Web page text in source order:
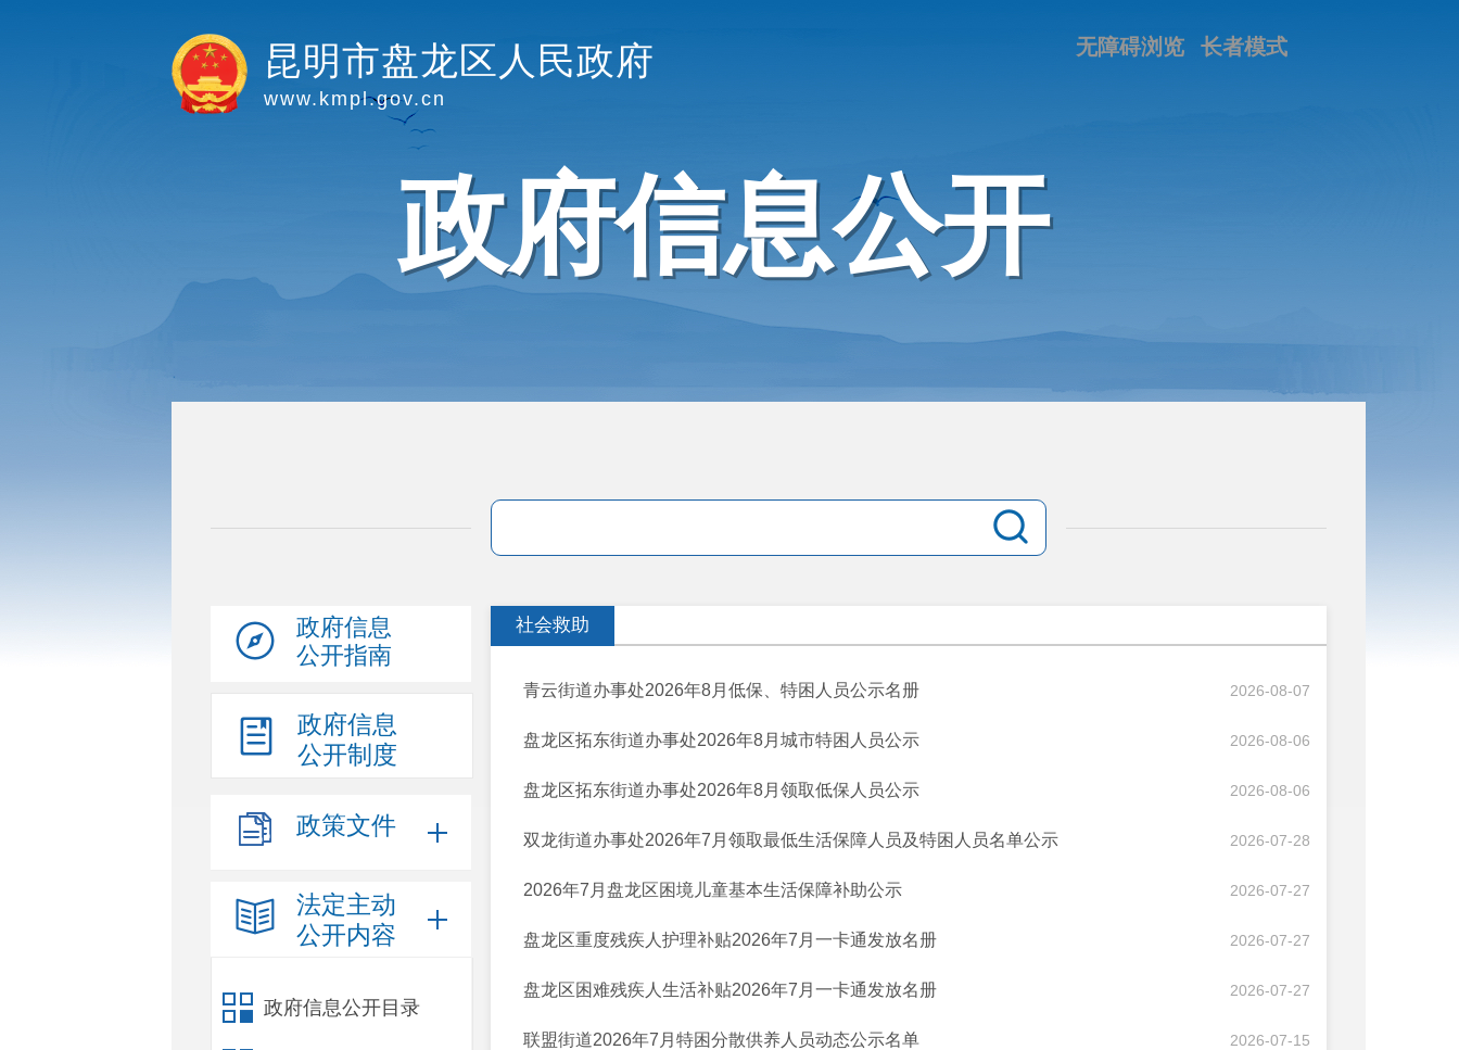
昆明市盘龙区人民政府
www.kmpl.gov.cn
长者模式
无障碍浏览
政府信息公开
政府信息
公开指南
政府信息
公开制度
政策文件
法定主动
公开内容
政府信息公开目录
社会救助
青云街道办事处2026年8月低保、特困人员公示名册 2026-08-07
盘龙区拓东街道办事处2026年8月城市特困人员公示 2026-08-06
盘龙区拓东街道办事处2026年8月领取低保人员公示 2026-08-06
双龙街道办事处2026年7月领取最低生活保障人员及特困人员名单公示 2026-07-28
2026年7月盘龙区困境儿童基本生活保障补助公示 2026-07-27
盘龙区重度残疾人护理补贴2026年7月一卡通发放名册 2026-07-27
盘龙区困难残疾人生活补贴2026年7月一卡通发放名册 2026-07-27
联盟街道2026年7月特困分散供养人员动态公示名单 2026-07-15